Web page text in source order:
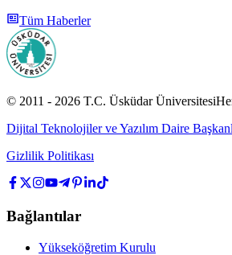
Tüm Haberler
© 2011 - 2026 T.C. Üsküdar Üniversitesi
Dijital Teknolojiler ve Yazılım Daire
Gizlilik Politikası
Bağlantılar
Yükseköğretim Kurulu